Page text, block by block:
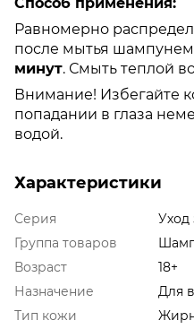
Равномерно
после мытья шампунем
минут. Смыть теплой
Внимание! Избегайте
попадании в глаза
водой.
Характеристики
Серия
Уход
Группа товаров
Возраст
18+
Назначение
Для
Тип кожи